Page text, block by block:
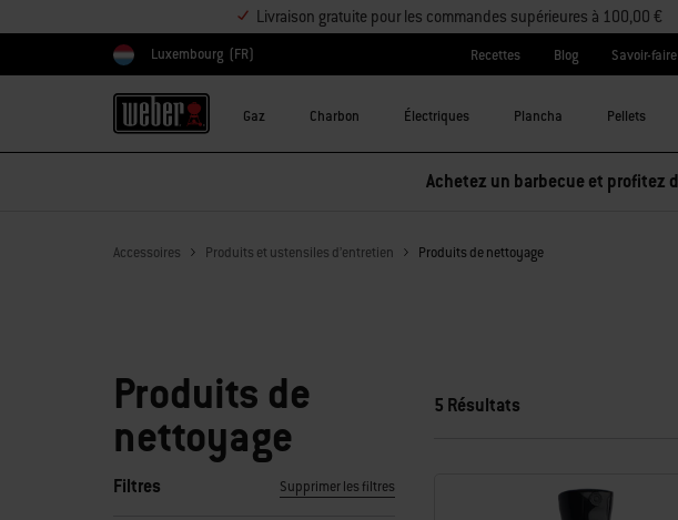
Livraison gratuite pour les commandes supérieures à 100,00 €
Choisir un pays
Luxembourg (FR) Recettes Blog Savoir-faire
Gaz Charbon Électriques Plancha Pellets
Accessoires Produits et ustensiles d’entretien Produits de nettoyage
Produits de
nettoyage
Filtres
En sélectionnant l’un des filtres, la page s'actualise en affichant de nouveaux résultats.
Supprimer les filtres
5 Résultats